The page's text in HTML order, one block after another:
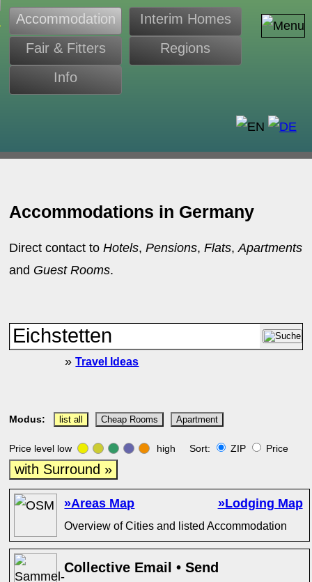
Accommodation
Interim Homes
Fair & Fitters
Regions
Info
Accommodations in Germany
Direct contact toHotels,Pensions,Flats,Apartments
and Guest Rooms.
»Travel Ideas
Modus: list all Cheap Rooms Apartment
Price level low high Sort: ZIP Price
with Surround »
»Areas Map »Lodging Map
Overview of Cities and listed Accommodation
Collective Email • Send